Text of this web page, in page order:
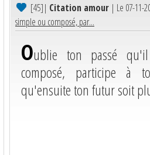
[45]| Citation amour | Le 07-11-
simple ou composé, par...
Oublie ton passé
composé, participe à
qu'ensuite ton futur soit